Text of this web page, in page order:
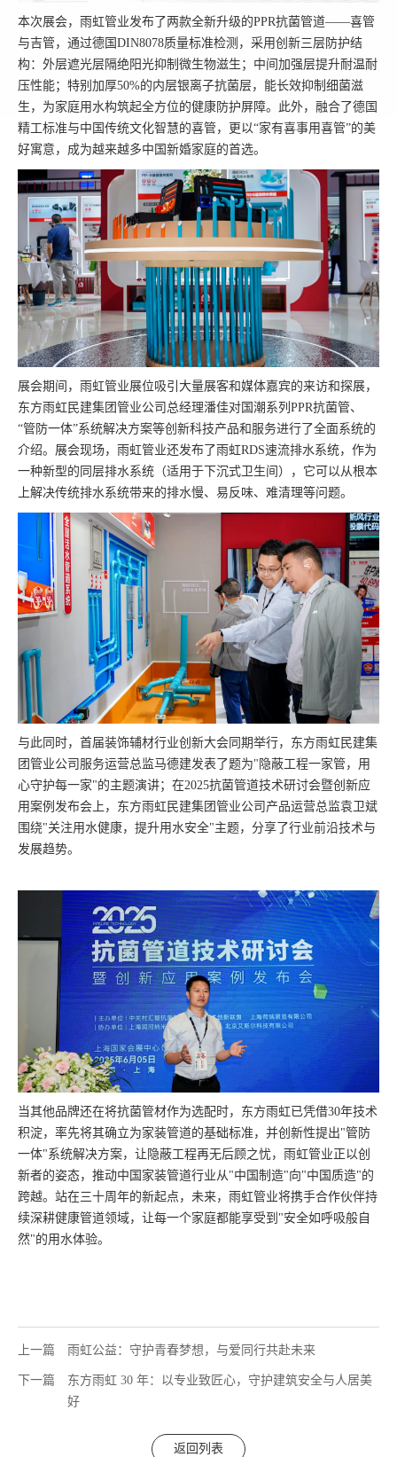
本次展会，雨虹管业发布了两款全新升级的PPR抗菌管道——喜管
与吉管，通过德国DIN8078质量标准检测，采用创新三层防护结
构：外层遮光层隔绝阳光抑制微生物滋生；中间加强层提升耐温耐
压性能；特别加厚50%的内层银离子抗菌层，能长效抑制细菌滋
生，为家庭用水构筑起全方位的健康防护屏障。此外，融合了德国
精工标准与中国传统文化智慧的喜管，更以“家有喜事用喜管”的美
好寓意，成为越来越多中国新婚家庭的首选。
展会期间，雨虹管业展位吸引大量展客和媒体嘉宾的来访和探展，
东方雨虹民建集团管业公司总经理潘佳对国潮系列PPR抗菌管、
“管防一体”系统解决方案等创新科技产品和服务进行了全面系统的
介绍。展会现场，雨虹管业还发布了雨虹RDS速流排水系统，作为
一种新型的同层排水系统（适用于下沉式卫生间），它可以从根本
上解决传统排水系统带来的排水慢、易反味、难清理等问题。
与此同时，首届装饰辅材行业创新大会同期举行，东方雨虹民建集
团管业公司服务运营总监马德建发表了题为"隐蔽工程一家管，用
心守护每一家"的主题演讲；在2025抗菌管道技术研讨会暨创新应
用案例发布会上，东方雨虹民建集团管业公司产品运营总监袁卫斌
围绕"关注用水健康，提升用水安全"主题，分享了行业前沿技术与
发展趋势。
当其他品牌还在将抗菌管材作为选配时，东方雨虹已凭借30年技术
积淀，率先将其确立为家装管道的基础标准，并创新性提出"管防
一体"系统解决方案，让隐蔽工程再无后顾之忧，雨虹管业正以创
新者的姿态，推动中国家装管道行业从"中国制造"向"中国质造"的
跨越。站在三十周年的新起点，未来，雨虹管业将携手合作伙伴持
续深耕健康管道领域，让每一个家庭都能享受到"安全如呼吸般自
然"的用水体验。
上一篇 雨虹公益：守护青春梦想，与爱同行共赴未来
下一篇
东方雨虹 30 年：以专业致匠心，守护建筑安全与人居美
好
返回列表